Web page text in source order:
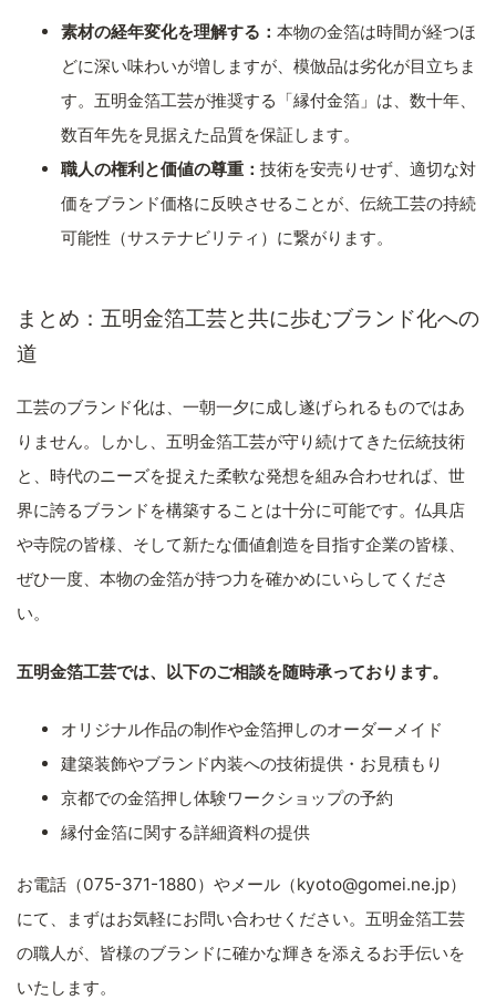
素材の経年変化を理解する： 本物の金箔は時間が経つほ
どに深い味わいが増しますが、模倣品は劣化が目立ちま
す。五明金箔工芸が推奨する「縁付金箔」は、数十年、
数百年先を見据えた品質を保証します。
職人の権利と価値の尊重： 技術を安売りせず、適切な対
価をブランド価格に反映させることが、伝統工芸の持続
可能性（サステナビリティ）に繋がります。
まとめ：五明金箔工芸と共に歩むブランド化への
道
工芸のブランド化は、一朝一夕に成し遂げられるものではあ
りません。しかし、五明金箔工芸が守り続けてきた伝統技術
と、時代のニーズを捉えた柔軟な発想を組み合わせれば、世
界に誇るブランドを構築することは十分に可能です。仏具店
や寺院の皆様、そして新たな価値創造を目指す企業の皆様、
ぜひ一度、本物の金箔が持つ力を確かめにいらしてくださ
い。
五明金箔工芸では、以下のご相談を随時承っております。
オリジナル作品の制作や金箔押しのオーダーメイド
建築装飾やブランド内装への技術提供・お見積もり
京都での金箔押し体験ワークショップの予約
縁付金箔に関する詳細資料の提供
お電話（075-371-1880）やメール（kyoto@gomei.ne.jp）
にて、まずはお気軽にお問い合わせください。五明金箔工芸
の職人が、皆様のブランドに確かな輝きを添えるお手伝いを
いたします。